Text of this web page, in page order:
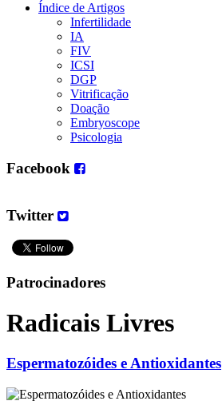
Índice de Artigos
Infertilidade
IA
FIV
ICSI
DGP
Vitrificação
Doação
Embryoscope
Psicologia
Facebook
Twitter
Patrocinadores
Radicais Livres
Espermatozóides e Antioxidantes